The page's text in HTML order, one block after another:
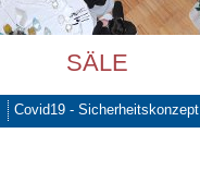
SÄLE
Covid19 - Sicherheitskonzept